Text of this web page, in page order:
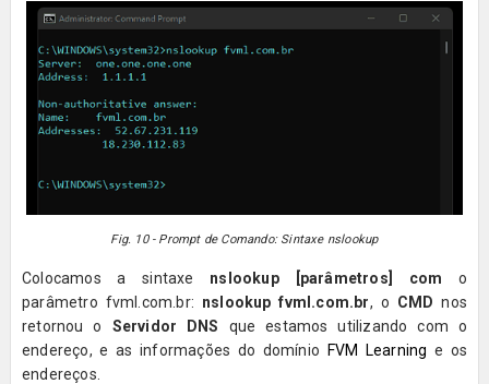
Fig. 10 - Prompt de Comando: Sintaxe nslookup
Colocamos a sintaxe nslookup [parâmetros] com o
parâmetro fvml.com.br: nslookup fvml.com.br, o CMD nos
retornou o Servidor DNS
que estamos utilizando com o
endereço, e as informações do domínio FVM Learning e os
endereços.